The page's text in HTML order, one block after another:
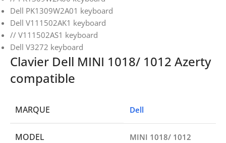
Dell PK1309W2A01 keyboard
Dell V111502AK1 keyboard
// V111502AS1 keyboard
Dell V3272 keyboard
Clavier Dell MINI 1018/ 1012 Azerty
compatible
MARQUE Dell
MODEL MINI 1018/ 1012